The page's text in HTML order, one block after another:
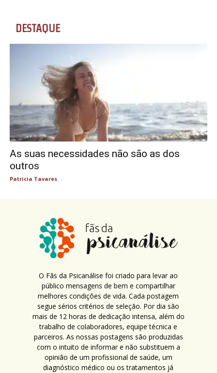
DESTAQUE
As suas necessidades não são as dos
outros
Patricia Tavares
O Fãs da Psicanálise foi criado para levar ao
público mensagens de bem e compartilhar
melhores condições de vida. Cada postagem
segue sérios critérios de seleção. Por dia são
mais de 12 horas de dedicação intensa, além do
trabalho de colaboradores, equipe técnica e
parceiros. As nossas postagens são produzidas
com o intuito de informar e não substituem a
opinião de um profissional de saúde, um
diagnóstico médico ou os tratamentos já